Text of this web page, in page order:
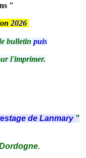
"
2026
bulletin puis
l'imprimer.
de Lanmary "